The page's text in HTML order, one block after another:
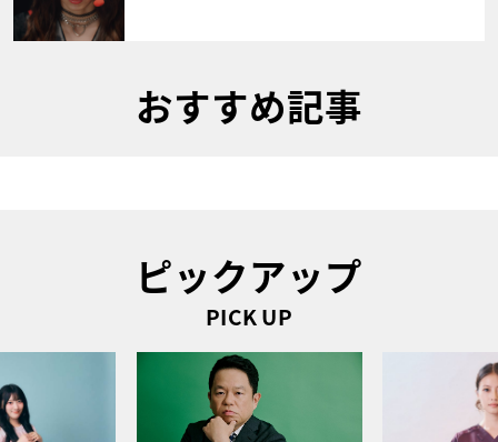
おすすめ記事
ピックアップ
PICK UP